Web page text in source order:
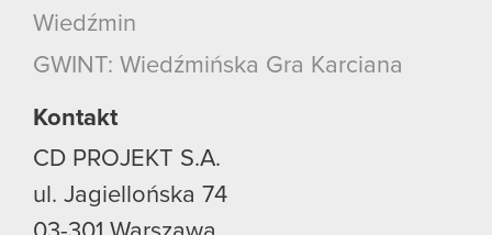
Wiedźmin
GWINT: Wiedźmińska Gra Karciana
Kontakt
CD PROJEKT S.A.
ul. Jagiellońska 74